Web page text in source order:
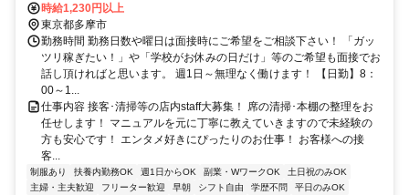
急)徒歩約1分、京王相模原線 京王多摩センター東口(京王)徒歩約2
分、多摩都市モノレール線 多摩センター出口2徒歩約3分
時給1,230円以上
東京都多摩市
勤務時間 勤務日数や曜日は面接時にご希望をご相談下さい！ 「ガッ
ツリ稼ぎたい！」や「学校がお休みの日だけ」等のご希望も面接でお
話し頂ければと思います。 週1日～無理なく働けます！ 【日勤】8：
00～1...
仕事内容 接客･清掃等の店内staff大募集！ 席の清掃･本棚の整理をお
任せします！ マニュアルを元に丁寧に教えていきますので未経験の
方も安心です！ エンタメ好きにぴったりのお仕事！ お客様への接
客...
制服あり 扶養内勤務OK 週1日からOK 副業・WワークOK
土日祝のみOK
主婦・主夫歓迎
フリーター歓迎 早朝 シフト自由 学歴不問
平日のみOK